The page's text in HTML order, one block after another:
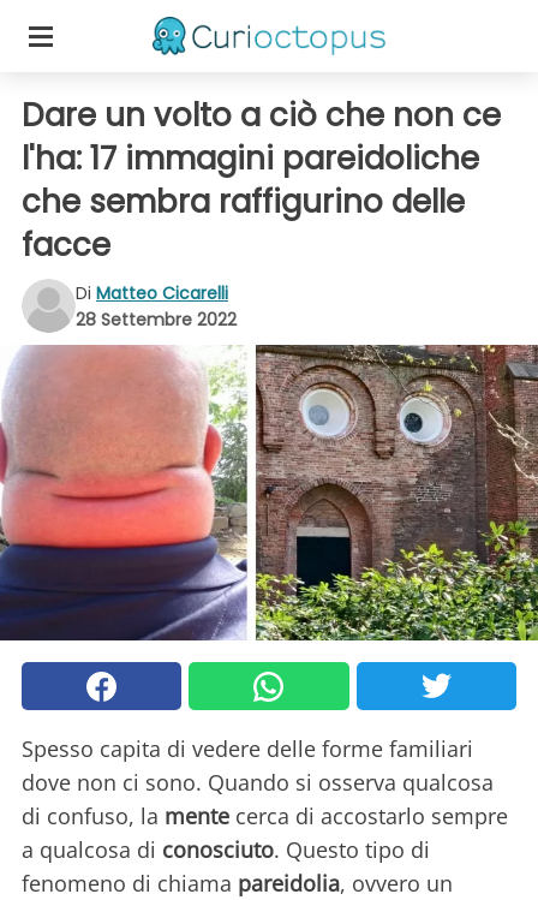
Dare un volto a ciò che non ce
l'ha: 17 immagini pareidoliche
che sembra raffigurino delle
facce
Di Matteo Cicarelli
28 Settembre 2022
Spesso capita di vedere delle forme familiari
dove non ci sono. Quando si osserva qualcosa
di confuso, la mente cerca di accostarlo sempre
a qualcosa di conosciuto. Questo tipo di
fenomeno di chiama pareidolia, ovvero un